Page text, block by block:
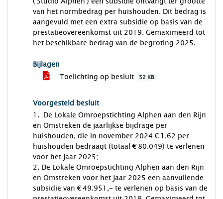
van het normbedrag per huishouden. Dit bedrag is
aangevuld met een extra subsidie op basis van de
prestatieovereenkomst uit 2019. Gemaximeerd tot
het beschikbare bedrag van de begroting 2025.
Bijlagen
Toelichting op besluit
52 KB
Voorgesteld besluit
1. De Lokale Omroepstichting Alphen aan den Rijn
en Omstreken de jaarlijkse bijdrage per
huishouden, die in november 2024 € 1,62 per
huishouden bedraagt (totaal € 80.049) te verlenen
voor het jaar 2025;
2. De Lokale Omroepstichting Alphen aan den Rijn
en Omstreken voor het jaar 2025 een aanvullende
subsidie van € 49.951,- te verlenen op basis van de